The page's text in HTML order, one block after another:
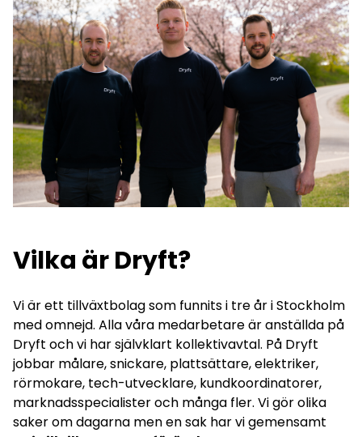
Vilka är Dryft?
Vi är ett tillväxtbolag som funnits i tre år i Stockholm
med omnejd. Alla våra medarbetare är anställda på
Dryft och vi har självklart kollektivavtal. På Dryft
jobbar målare, snickare, plattsättare, elektriker,
rörmokare, tech-utvecklare, kundkoordinatorer,
marknadsspecialister och många fler. Vi gör olika
saker om dagarna men en sak har vi gemensamt